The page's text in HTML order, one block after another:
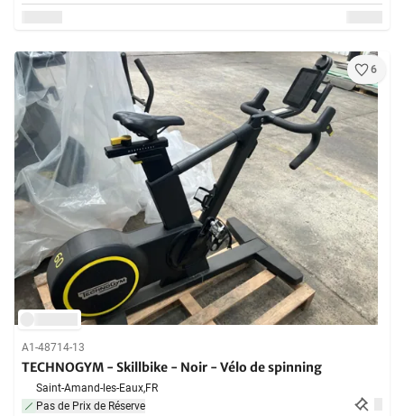
6
A1-48714-13
TECHNOGYM - Skillbike - Noir - Vélo de spinning
Saint-Amand-les-Eaux,FR
Pas de Prix de Réserve